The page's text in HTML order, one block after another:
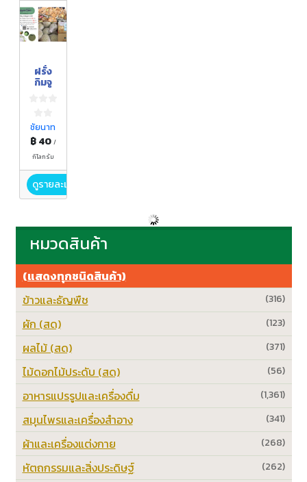
ฝรั่ง
กิมจู
ชัยนาท
฿ 40 /
กิโลกรัม
ดูรายละเอียด
หมวดสินค้า
(แสดงทุกชนิดสินค้า)
(316)
ข้าวและธัญพืช
(123)
ผัก (สด)
(371)
ผลไม้ (สด)
(56)
ไม้ดอกไม้ประดับ (สด)
(1,361)
อาหารแปรรูปและเครื่องดื่ม
(341)
สมุนไพรและเครื่องสำอาง
(268)
ผ้าและเครื่องแต่งกาย
(262)
หัตถกรรมและสิ่งประดิษฐ์